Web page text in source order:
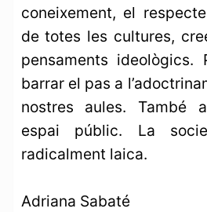
coneixement, el
de totes les cultures,
pensaments
barrar el pas a
nostres aules. També
espai públic. La
radicalment laica.
Adriana Sabaté